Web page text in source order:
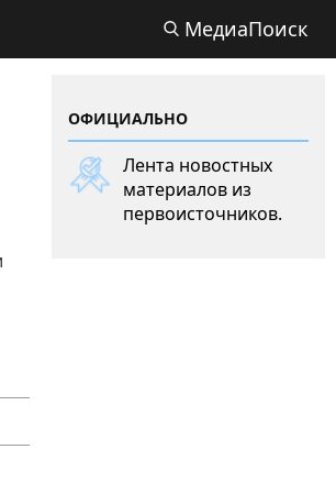
МедиаПоиск
ОФИЦИАЛЬНО
Лента новостных
материалов из
первоисточников.